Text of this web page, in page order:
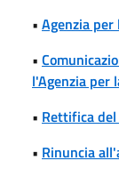
• Agenzia per
•
l'Agenzia per
• Rettifica
• Rinuncia